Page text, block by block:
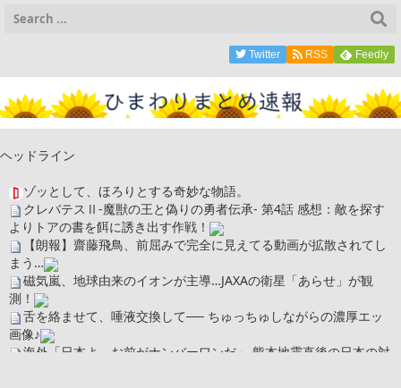
Twitter RSS Feedly
ヘッドライン
ゾッとして、ほろりとする奇妙な物語。
クレバテスⅡ-魔獣の王と偽りの勇者伝承- 第4話 感想：敵を探す
よりトアの書を餌に誘き出す作戦！
【朗報】齋藤飛鳥、前屈みで完全に見えてる動画が拡散されてし
まう…
磁気嵐、地球由来のイオンが主導…JAXAの衛星「あらせ」が観
測！
舌を絡ませて、唾液交換して── ちゅっちゅしながらの濃厚エッ
画像♪
海外「日本よ、お前がナンバーワンだ」 熊本地震直後の日本の対